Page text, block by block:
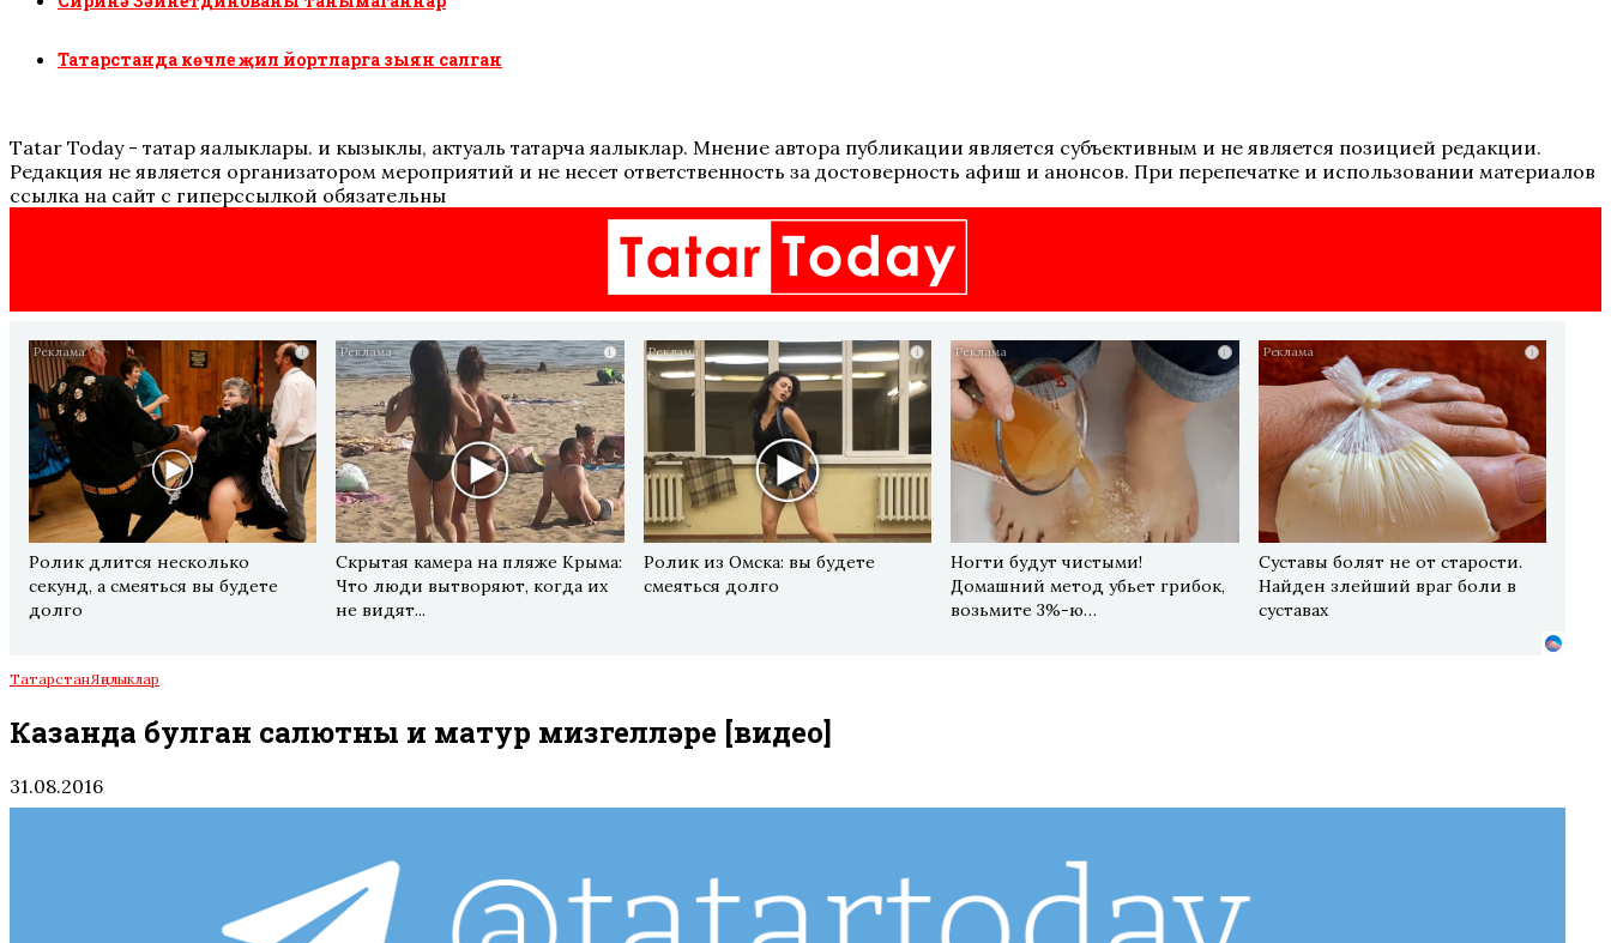
Татарстанда көчле җил йортларга зыян салган
Tatar Today - татар яңалыклары. иң кызыклы, актуаль татарча яңалыклар. Мнение автора публикации является субъективным и не является позицией редакции.
Редакция не является организатором мероприятий и не несет ответственность за достоверность афиш и анонсов. При перепечатке и использовании материалов
ссылка на сайт с гиперссылкой обязательны
i
Ролик длится несколько
секунд, а смеяться вы будете
долго
i
Скрытая камера на пляже Крыма:
Что люди вытворяют, когда их
не видят...
i
Ролик из Омска: вы будете
смеяться долго
i
Ногти будут чистыми!
Домашний метод убьет грибок,
возьмите 3%-ю…
i
Суставы болят не от старости.
Найден злейший враг боли в
суставах
ТатарстанЯңалыклар
Казанда булган салютның иң матур мизгелләре [видео]
31.08.2016